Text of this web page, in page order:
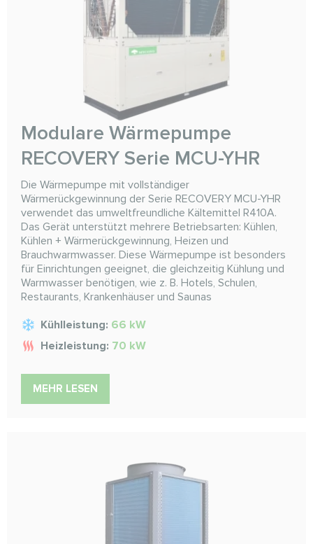
Modulare Wärmepumpe
RECOVERY Serie MCU-YHR
Die Wärmepumpe mit vollständiger
Wärmerückgewinnung der Serie RECOVERY MCU-YHR
verwendet das umweltfreundliche Kältemittel R410A.
Das Gerät unterstützt mehrere Betriebsarten: Kühlen,
Kühlen + Wärmerückgewinnung, Heizen und
Brauchwarmwasser. Diese Wärmepumpe ist besonders
für Einrichtungen geeignet, die gleichzeitig Kühlung und
Warmwasser benötigen, wie z. B. Hotels, Schulen,
Restaurants, Krankenhäuser und Saunas
Kühlleistung: 66 kW
Heizleistung: 70 kW
MEHR LESEN